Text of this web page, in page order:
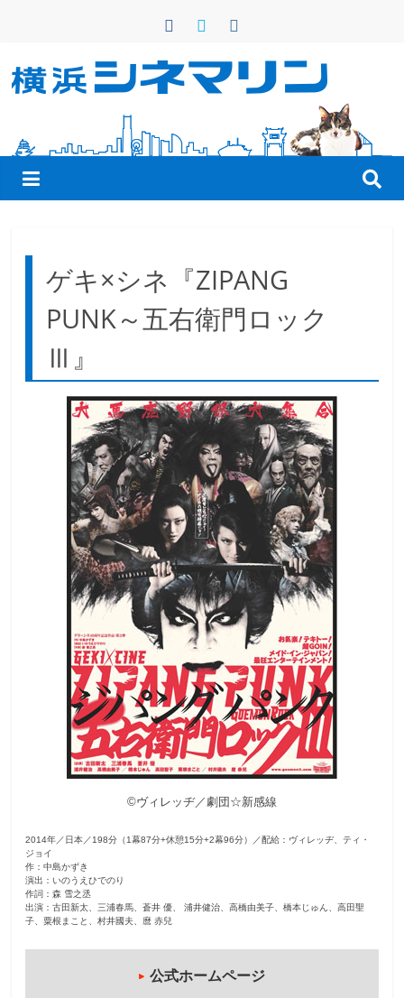
ン
横
浜
シ
ネ
マ
リ
ゲキ×シネ『ZIPANG
PUNK～五右衛門ロック
Ⅲ』
©ヴィレッヂ／劇団☆新感線
2014年／日本／198分（1幕87分+休憩15分+2幕96分）／配給：ヴィレッヂ、ティ・
ジョイ
作：中島かずき
演出：いのうえひでのり
作詞：森 雪之丞
出演：古田新太、三浦春馬、蒼井 優、 浦井健治、高橋由美子、橋本じゅん、高田聖
子、粟根まこと、村井國夫、麿 赤兒
公式ホームページ